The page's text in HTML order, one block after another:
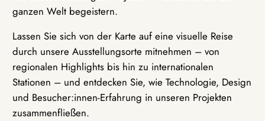
ganzen Welt begeistern.
Lassen Sie sich von der Karte auf eine visuelle Reise
durch unsere Ausstellungsorte mitnehmen – von
regionalen Highlights bis hin zu internationalen
Stationen – und entdecken Sie, wie Technologie, Design
und Besucher:innen-Erfahrung in unseren Projekten
zusammenfließen.